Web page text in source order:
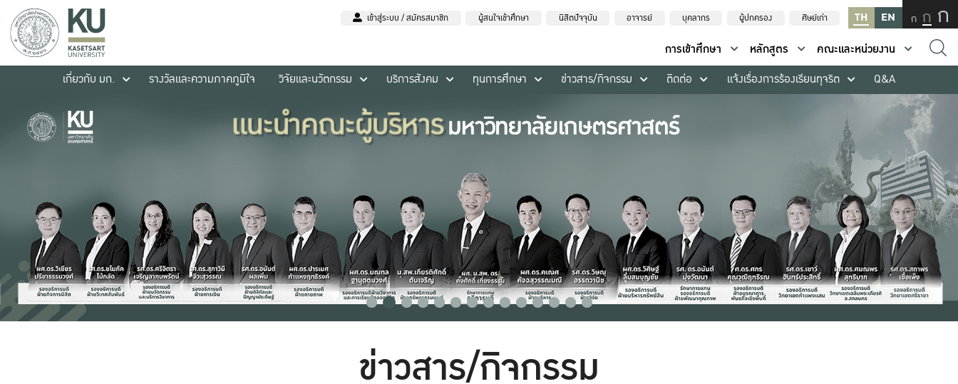
เข้าสู่ระบบ / สมัครสมาชิก ผู้สนใจเข้าศึกษา นิสิตปัจจุบัน อาจารย์ บุคลากร ผู้ปกครอง ศิษย์เก่า TH EN ก ก ก
การเข้าศึกษา หลักสูตร
คณะและหน่วยงาน
เกี่ยวกับ มก.
รางวัลและความภาคภูมิใจ วิจัยและนวัตกรรม บริการสังคม ทุนการศึกษา ข่าวสาร/กิจกรรม ติดต่อ แจ้งเรื่องการร้องเรียนทุจริต Q&A
ข่าวสาร/กิจกรรม